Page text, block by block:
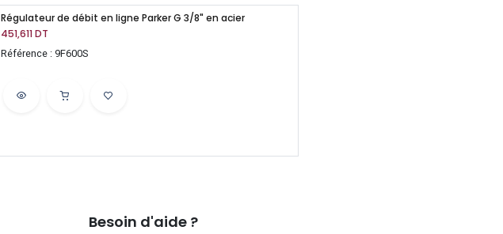
Régulateur de débit en ligne Parker G 3/8" en acier
451,611DT
Référence : 9F600S
Besoin d'aide ?